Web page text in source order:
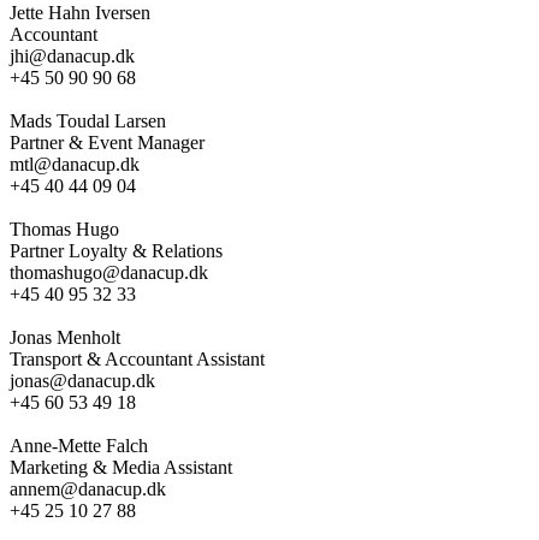
Jette Hahn Iversen
Accountant
jhi@danacup.dk
+45 50 90 90 68
Mads Toudal Larsen
Partner & Event Manager
mtl@danacup.dk
+45 40 44 09 04
Thomas Hugo
Partner Loyalty & Relations
thomashugo@danacup.dk
+45 40 95 32 33
Jonas Menholt
Transport & Accountant Assistant
jonas@danacup.dk
+45 60 53 49 18
Anne-Mette Falch
Marketing & Media Assistant
annem@danacup.dk
+45 25 10 27 88